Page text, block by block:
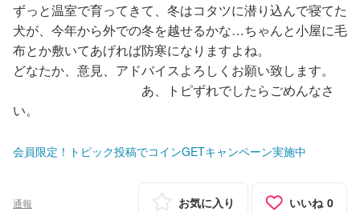
ずっと温室で育ってきて、冬はコタツに潜り込んで寝てた
犬が、今年から外での冬を越せるかな…ちゃんと小屋に毛
布とか敷いてあげれば防寒になりますよね。
どなたか、意見、アドバイスよろしくお願い致します。
あ、トピずれでしたらごめんなさ
い。
会員限定！トピック投稿でコインGETキャンペーン実施中
通報 お気に入り いいね 0